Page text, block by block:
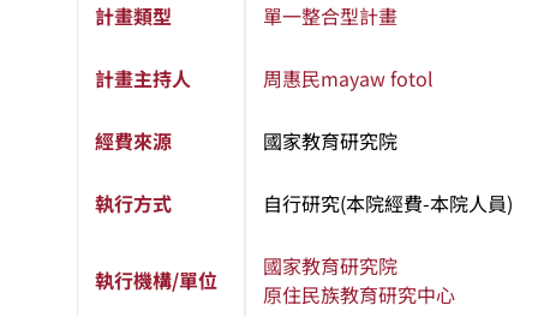
計畫類型 單一整合型計畫
計畫主持人 周惠民mayaw fotol
經費來源 國家教育研究院
執行方式 自行研究(本院經費-本院人員)
執行機構/單位
國家教育研究院
原住民族教育研究中心